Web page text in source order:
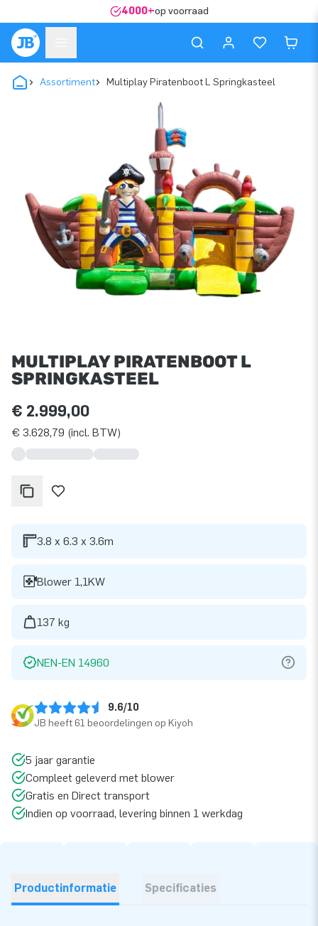
4000+op voorraad
Assortiment Multiplay Piratenboot L Springkasteel
MULTIPLAY PIRATENBOOT L
SPRINGKASTEEL
€ 2.999,00
€ 3.628,79 (incl. BTW)
3.8 x 6.3 x 3.6m
Blower 1,1KW
137 kg
NEN-EN 14960
9.6/10
JB heeft 61 beoordelingen op Kiyoh
5 jaar garantie
Compleet geleverd met blower
Gratis en Direct transport
Indien op voorraad, levering binnen 1 werkdag
Productinformatie Specificaties